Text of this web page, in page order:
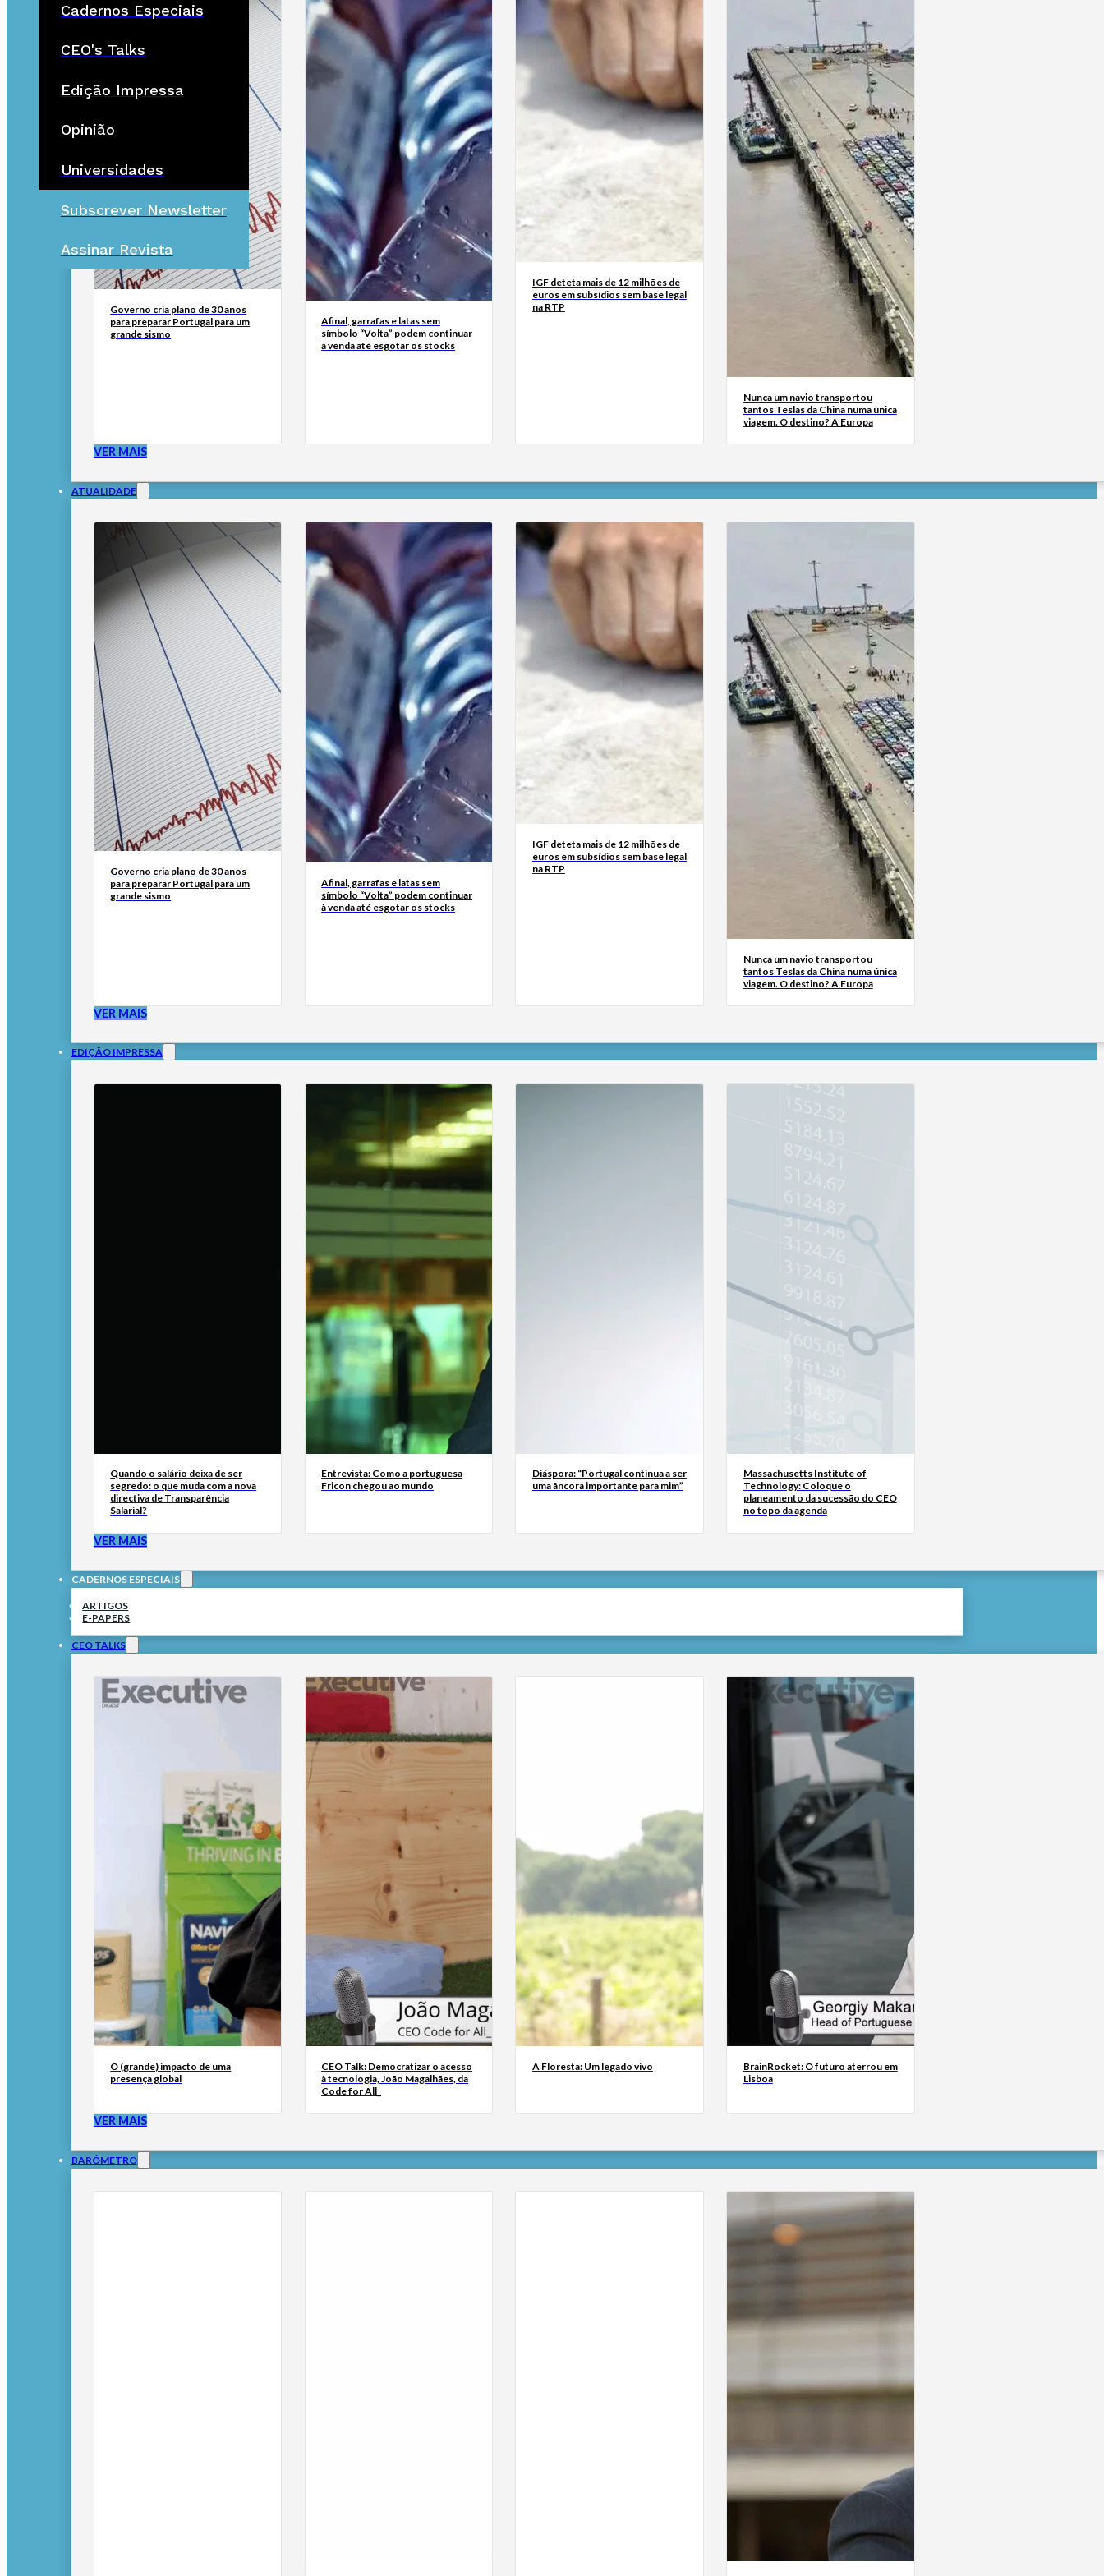
Cadernos Especiais
CEO's Talks
Edição Impressa
Opinião
Universidades
Subscrever Newsletter
Assinar Revista
Governo cria plano de 30 anos
para preparar Portugal para um
grande sismo
Afinal, garrafas e latas sem
símbolo “Volta” podem continuar
à venda até esgotar os stocks
IGF deteta mais de 12 milhões de
euros em subsídios sem base legal
na RTP
Nunca um navio transportou
tantos Teslas da China numa única
viagem. O destino? A Europa
VER MAIS
ATUALIDADE
Governo cria plano de 30 anos
para preparar Portugal para um
grande sismo
Afinal, garrafas e latas sem
símbolo “Volta” podem continuar
à venda até esgotar os stocks
IGF deteta mais de 12 milhões de
euros em subsídios sem base legal
na RTP
Nunca um navio transportou
tantos Teslas da China numa única
viagem. O destino? A Europa
VER MAIS
EDIÇÃO IMPRESSA
Quando o salário deixa de ser
segredo: o que muda com a nova
directiva de Transparência
Salarial?
Entrevista: Como a portuguesa
Fricon chegou ao mundo
Diáspora: “Portugal continua a ser
uma âncora importante para mim”
Massachusetts Institute of
Technology: Coloque o
planeamento da sucessão do CEO
no topo da agenda
VER MAIS
CADERNOS ESPECIAIS
ARTIGOS
E-PAPERS
CEO TALKS
O (grande) impacto de uma
presença global
CEO Talk: Democratizar o acesso
à tecnologia, João Magalhães, da
Code for All_
A Floresta: Um legado vivo
BrainRocket: O futuro aterrou em
Lisboa
VER MAIS
BARÓMETRO